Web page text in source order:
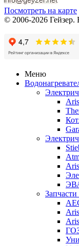
Посмотреть на карте
© 2006-2026
Меню